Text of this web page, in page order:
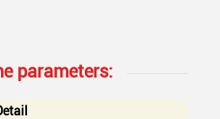
parameters: